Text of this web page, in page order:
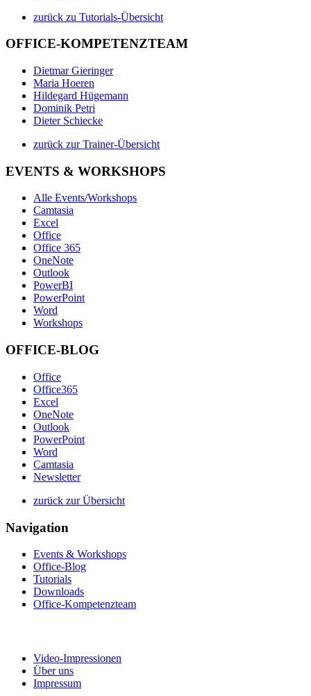
zurück zu Tutorials-Übersicht
OFFICE-KOMPETENZTEAM
Dietmar Gieringer
Maria Hoeren
Hildegard Hügemann
Dominik Petri
Dieter Schiecke
zurück zur Trainer-Übersicht
EVENTS & WORKSHOPS
Alle Events/Workshops
Camtasia
Excel
Office
Office 365
OneNote
Outlook
PowerBI
PowerPoint
Word
Workshops
OFFICE-BLOG
Office
Office365
Excel
OneNote
Outlook
PowerPoint
Word
Camtasia
Newsletter
zurück zur Übersicht
Navigation
Events & Workshops
Office-Blog
Tutorials
Downloads
Office-Kompetenzteam
Video-Impressionen
Über uns
Impressum